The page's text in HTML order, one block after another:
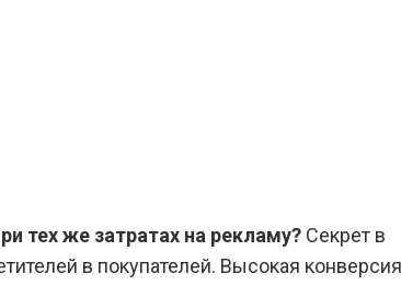
тех же затратах на рекламу? Секрет в
в покупателей. Высокая конверсия